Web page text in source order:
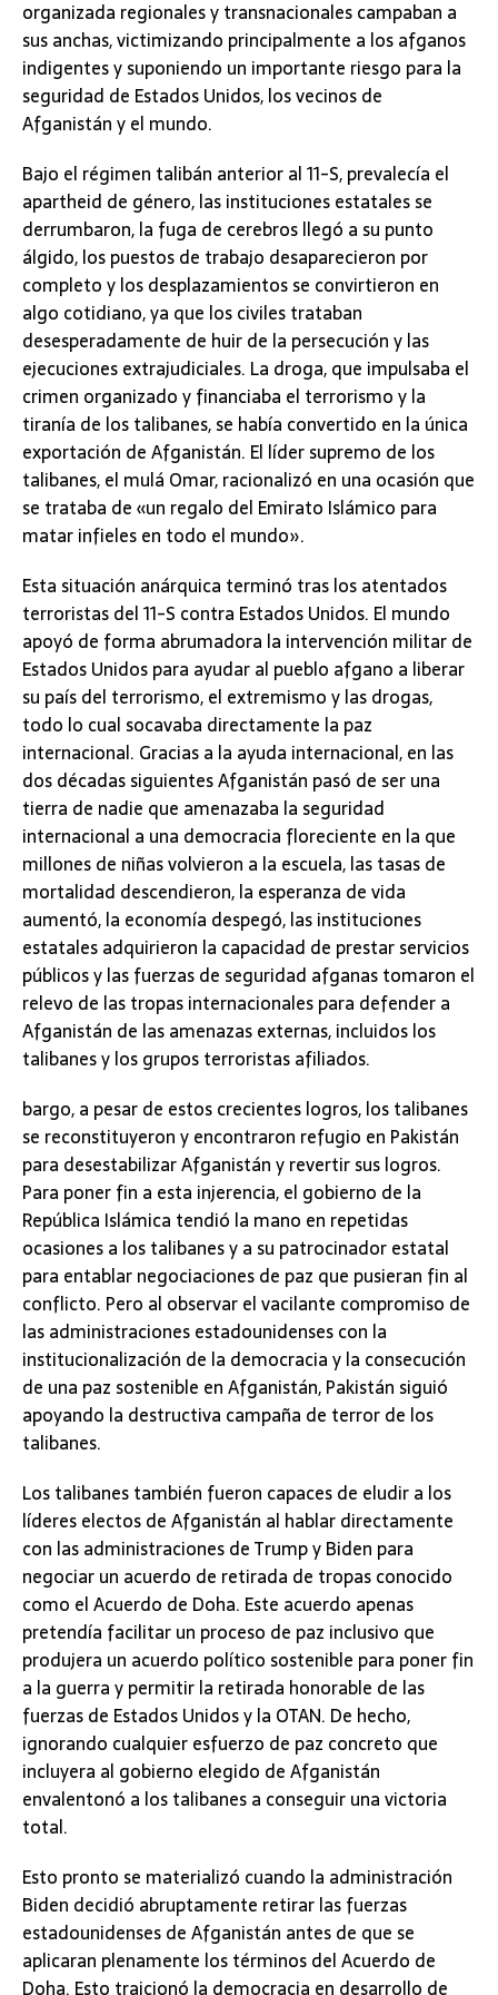
organizada regionales y transnacionales campaban a
sus anchas, victimizando principalmente a los afganos
indigentes y suponiendo un importante riesgo para la
seguridad de Estados Unidos, los vecinos de
Afganistán y el mundo.
Bajo el régimen talibán anterior al 11-S, prevalecía el
apartheid de género, las instituciones estatales se
derrumbaron, la fuga de cerebros llegó a su punto
álgido, los puestos de trabajo desaparecieron por
completo y los desplazamientos se convirtieron en
algo cotidiano, ya que los civiles trataban
desesperadamente de huir de la persecución y las
ejecuciones extrajudiciales. La droga, que impulsaba el
crimen organizado y financiaba el terrorismo y la
tiranía de los talibanes, se había convertido en la única
exportación de Afganistán. El líder supremo de los
talibanes, el mulá Omar, racionalizó en una ocasión que
se trataba de «un regalo del Emirato Islámico para
matar infieles en todo el mundo».
Esta situación anárquica terminó tras los atentados
terroristas del 11-S contra Estados Unidos. El mundo
apoyó de forma abrumadora la intervención militar de
Estados Unidos para ayudar al pueblo afgano a liberar
su país del terrorismo, el extremismo y las drogas,
todo lo cual socavaba directamente la paz
internacional. Gracias a la ayuda internacional, en las
dos décadas siguientes Afganistán pasó de ser una
tierra de nadie que amenazaba la seguridad
internacional a una democracia floreciente en la que
millones de niñas volvieron a la escuela, las tasas de
mortalidad descendieron, la esperanza de vida
aumentó, la economía despegó, las instituciones
estatales adquirieron la capacidad de prestar servicios
públicos y las fuerzas de seguridad afganas tomaron el
relevo de las tropas internacionales para defender a
Afganistán de las amenazas externas, incluidos los
talibanes y los grupos terroristas afiliados.
bargo, a pesar de estos crecientes logros, los talibanes
se reconstituyeron y encontraron refugio en Pakistán
para desestabilizar Afganistán y revertir sus logros.
Para poner fin a esta injerencia, el gobierno de la
República Islámica tendió la mano en repetidas
ocasiones a los talibanes y a su patrocinador estatal
para entablar negociaciones de paz que pusieran fin al
conflicto. Pero al observar el vacilante compromiso de
las administraciones estadounidenses con la
institucionalización de la democracia y la consecución
de una paz sostenible en Afganistán, Pakistán siguió
apoyando la destructiva campaña de terror de los
talibanes.
Los talibanes también fueron capaces de eludir a los
líderes electos de Afganistán al hablar directamente
con las administraciones de Trump y Biden para
negociar un acuerdo de retirada de tropas conocido
como el Acuerdo de Doha. Este acuerdo apenas
pretendía facilitar un proceso de paz inclusivo que
produjera un acuerdo político sostenible para poner fin
a la guerra y permitir la retirada honorable de las
fuerzas de Estados Unidos y la OTAN. De hecho,
ignorando cualquier esfuerzo de paz concreto que
incluyera al gobierno elegido de Afganistán
envalentonó a los talibanes a conseguir una victoria
total.
Esto pronto se materializó cuando la administración
Biden decidió abruptamente retirar las fuerzas
estadounidenses de Afganistán antes de que se
aplicaran plenamente los términos del Acuerdo de
Doha. Esto traicionó la democracia en desarrollo de